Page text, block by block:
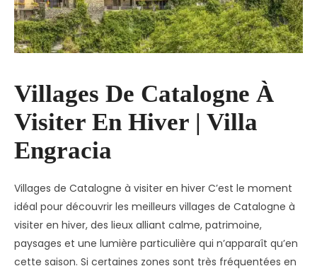
Villages De Catalogne À
Visiter En Hiver | Villa
Engracia
Villages de Catalogne à visiter en hiver C’est le moment
idéal pour découvrir les meilleurs villages de Catalogne à
visiter en hiver, des lieux alliant calme, patrimoine,
paysages et une lumière particulière qui n’apparaît qu’en
cette saison. Si certaines zones sont très fréquentées en